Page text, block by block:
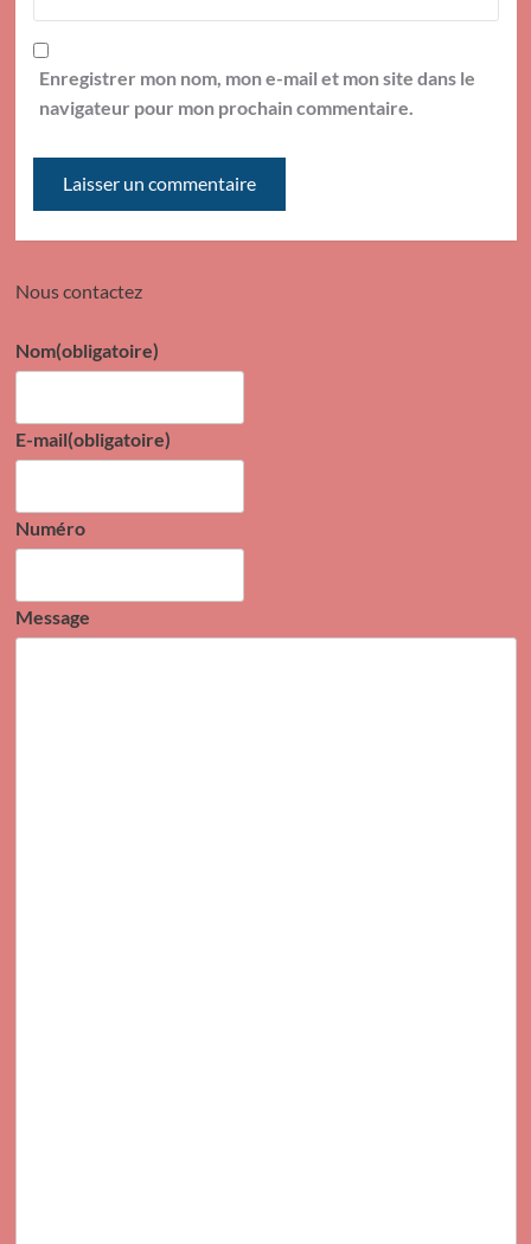
Enregistrer mon nom, mon e-mail et mon site dans le
navigateur pour mon prochain commentaire.
Nous contactez
Nom(obligatoire)
E-mail(obligatoire)
Numéro
Message